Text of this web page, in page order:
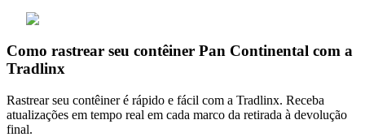
Como rastrear seu contêiner Pan Continental com a
Tradlinx
Rastrear seu contêiner é rápido e fácil com a Tradlinx. Receba
atualizações em tempo real em cada marco da retirada à devolução
final.